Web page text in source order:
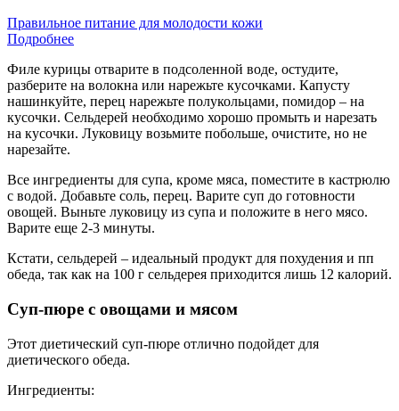
Правильное питание для молодости кожи
Подробнее
Филе курицы отварите в подсоленной воде, остудите,
разберите на волокна или нарежьте кусочками. Капусту
нашинкуйте, перец нарежьте полукольцами, помидор – на
кусочки. Сельдерей необходимо хорошо промыть и нарезать
на кусочки. Луковицу возьмите побольше, очистите, но не
нарезайте.
Все ингредиенты для супа, кроме мяса, поместите в кастрюлю
с водой. Добавьте соль, перец. Варите суп до готовности
овощей. Выньте луковицу из супа и положите в него мясо.
Варите еще 2-3 минуты.
Кстати, сельдерей – идеальный продукт для похудения и пп
обеда, так как на 100 г сельдерея приходится лишь 12 калорий.
Суп-пюре с овощами и мясом
Этот диетический суп-пюре отлично подойдет для
диетического обеда.
Ингредиенты: